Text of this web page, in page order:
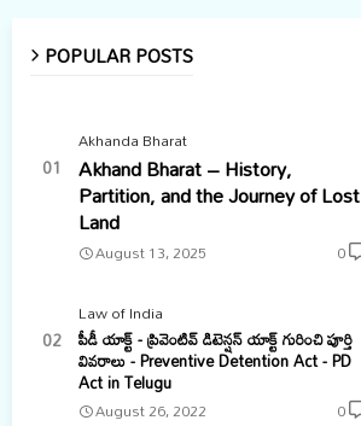
POPULAR POSTS
Akhanda Bharat
Akhand Bharat – History,
Partition, and the Journey of Lost
Land
August 13, 2025 0
Law of India
పీడీ యాక్ట్ - ప్రివెంటివ్ డిటెన్షన్ యాక్ట్ గురించి పూర్తి
వివరాలు - Preventive Detention Act - PD
Act in Telugu
August 26, 2022 0